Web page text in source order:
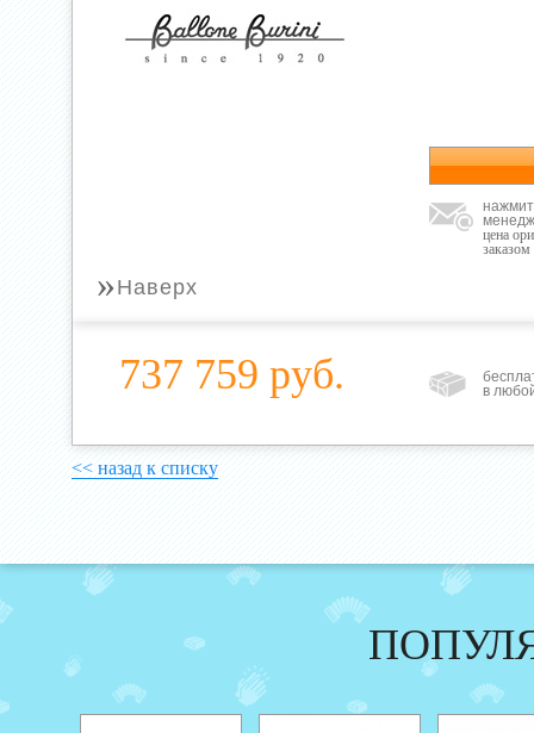
цена
заказом
» Наверх
737 759 руб.
в
<< назад к списку